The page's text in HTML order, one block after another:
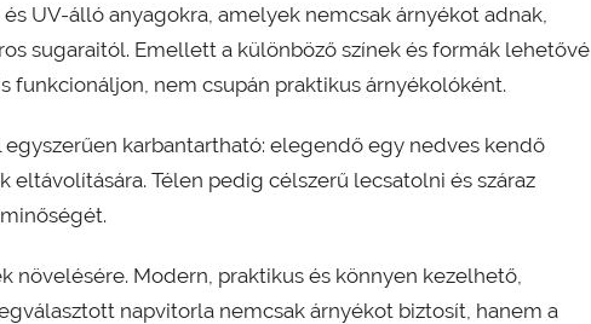
UV-álló anyagokra, amelyek nemcsak árnyékot adnak,
sugaraitól. Emellett a különböző színek és formák lehetővé
funkcionáljon, nem csupán praktikus árnyékolóként.
karbantartható: elegendő egy nedves kendő
eltávolítására. Télen pedig célszerű lecsatolni és száraz
növelésére. Modern, praktikus és könnyen kezelhető,
napvitorla nemcsak árnyékot biztosít, hanem a